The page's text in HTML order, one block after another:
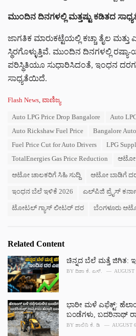
ಮುಂದಿನ ದಿನಗಳಲ್ಲಿ ಮತ್ತಷ್ಟು ಕಡಿತದ
ಜಾಗತಿಕ ಮಾರುಕಟ್ಟೆಯಲ್ಲಿ ಕಚ್ಚಾ ತೈಲ
ಸ್ಥಿರಗೊಳ್ಳುತ್ತಿವೆ. ಮುಂದಿನ ದಿನಗಳಲ್ಲಿ
ಪರಿಸ್ಥಿತಿಯೂ ಸುಧಾರಿಸಿದಂತೆ, ಇಂಧನ
ಸಾಧ್ಯತೆಯಿದೆ.
C
Flash News ವಾಣಿಜ್ಯ
Auto LPG Price Drop Bangalore
Auto
Auto Rickshaw Fuel Price
Bangalore
Fuel Price Cut for Auto Drivers
LPG
TotalEnergies Gas Price Reduction
ಆಟೋ
ಆಟೋ ಚಾಲಕರಿಗೆ ಸಿಹಿ ಸುದ್ದಿ ಆಟೋ ಬಾಡಿಗೆ
ಇಂಧನ ಬೆಲೆ ಇಳಿಕೆ 2026 ಎಲ್‌ಪಿಜಿ ಪ್ರೈಸ್
ಟೋಟಲ್ ಗ್ಯಾಸ್ ಲೀಟರ್ ದರ ಬೆಂಗಳೂರು
Related Content
ಚಿನ್ನದ ಬೆಲೆ ಮತ್ತೆ ಜಿಗಿತ:
BY ದಿಶಾ ಕೆ. ಎಸ್. AUGUST
ಭಾರೀ ಮಳೆ ಎಫೆಕ್ಟ್‌:
ಬಂಡೆಗಳು, ಬದರಿನಾಥ್‌
BY ಶಾಲಿನಿ ಕೆ. ಡಿ AUGUST